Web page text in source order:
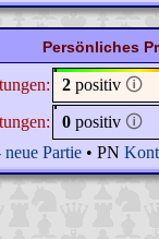
Persönliches
2 positiv 🛈
0 positiv 🛈
Partie • PN